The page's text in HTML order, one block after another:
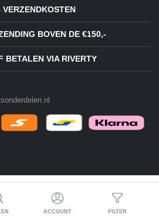
VERZENDKOSTEN
BOVEN DE €150,-
BETALEN VIA RIVERTY
ACCOUNT FILTER